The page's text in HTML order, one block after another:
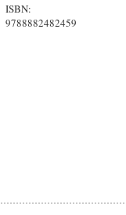
ISBN:
9788882482459